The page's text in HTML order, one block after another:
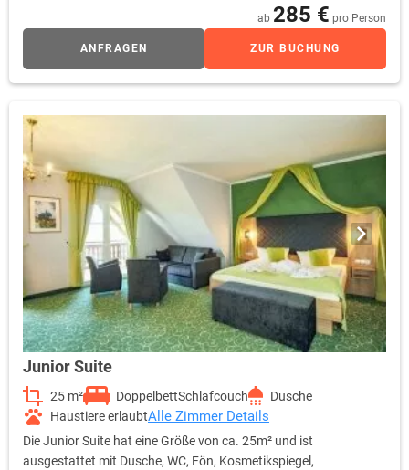
ab 285 € pro Person
ANFRAGEN ZUR BUCHUNG
Junior Suite
25 m² DoppelbettSchlafcouch
Dusche
Haustiere erlaubtAlle Zimmer Details
Die Junior Suite hat eine Größe von ca. 25m² und ist
ausgestattet mit Dusche, WC, Fön, Kosmetikspiegel,